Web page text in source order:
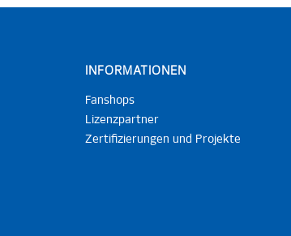
INFORMATIONEN
Fanshops
Lizenzpartner
Zertifizierungen und Projekte